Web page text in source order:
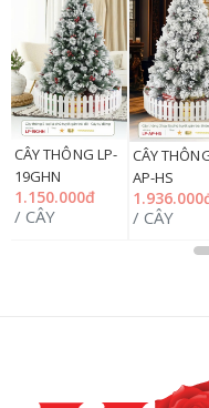
CÂY THÔNG LP-
19GHN
1.150.000đ
/ CÂY
CÂY
AP-HS
/ CÂY